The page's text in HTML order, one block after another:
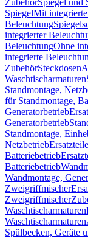
ZubehörSpiegel und
SpiegelMit
Beleuchtung
integrierter
BeleuchtungOhne
integrierte
ZubehörSteckdosen
Waschtischarmaturen
Standmontage,
für Standmontage,
Generatorbetrieb
Generatorbetrieb
Standmontage,
Netzbetrieb
Batteriebetrieb
Batteriebetrieb
Wandmontage,
Zweigriffmischer
Zweigriffmischer
Waschtischarmaturen
Waschtischarmaturen
Spülbecken, Geräte